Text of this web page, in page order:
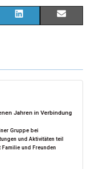
K
N
I
Jahren in Verbindung
Gruppe bei
und Aktivitäten teil
Familie und Freunden